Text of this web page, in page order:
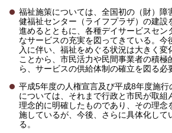
福祉施策については、全国初の（財）障
健福祉センター（ライフプラザ）の建設
進めるとともに、各種デイサービスセン
なサービスの充実を図ってきている。今
入に伴い、福祉をめぐる状況は大きく変
ことから、市民活力や民間事業者の積極
ら、サービスの供給体制の確立を図る必
平成5年度の人権宣言及び平成8年度施行
については、それまで行政と市民が取組
理念的に明確したものであり、その理念
施しているが、今後、さらに具体化して
る。